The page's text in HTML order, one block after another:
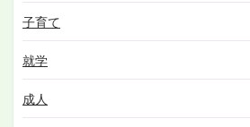
子育て
就学
成人